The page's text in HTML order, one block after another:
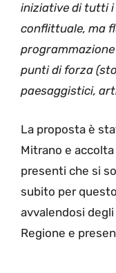
iniziative di tutti i
conflittuale, ma
punti di forza
paesaggistici,
La proposta è
Mitrano e
presenti che si
subito per
avvalendosi
Regione e